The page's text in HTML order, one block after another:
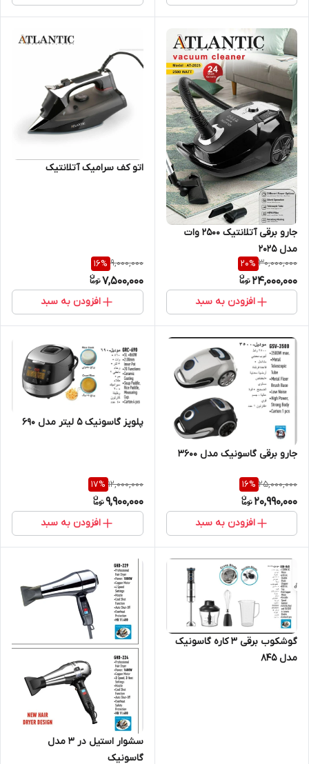
جارو برقی آتلانتیک ۲۵۰۰ وات
مدل ۲۰۲۵
30,000,000
20%
24,000,000
افزودن به سبد
اتو کف سرامیک آتلانتیک
9,000,000
16%
7,500,000
افزودن به سبد
جارو برقی گاسونیک مدل 3600
25,000,000
16%
20,990,000
افزودن به سبد
پلوپز گاسونیک ۵ لیتر مدل ۶۹۰
12,000,000
17%
9,900,000
افزودن به سبد
گوشکوب برقی ۳ کاره گاسونیک
مدل ۸۴۵
سشوار استیل در 3 مدل
گاسونیک